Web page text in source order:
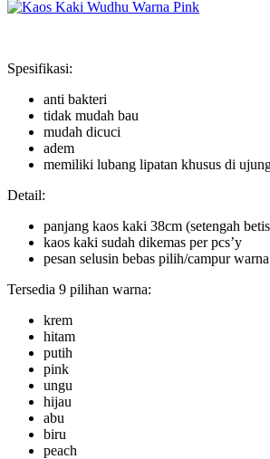
Spesifikasi:
anti bakteri
tidak mudah bau
mudah dicuci
adem
memiliki lubang lipatan khusus di
Detail:
panjang kaos kaki 38cm (setengah
kaos kaki sudah dikemas per pcs’y
pesan selusin bebas pilih/campur warna
Tersedia 9 pilihan warna:
krem
hitam
putih
pink
ungu
hijau
abu
biru
peach